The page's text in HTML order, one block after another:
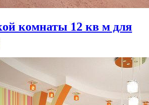
комнаты 12 кв м для